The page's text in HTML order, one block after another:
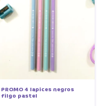
PROMO 4 lapices negros
filgo pastel